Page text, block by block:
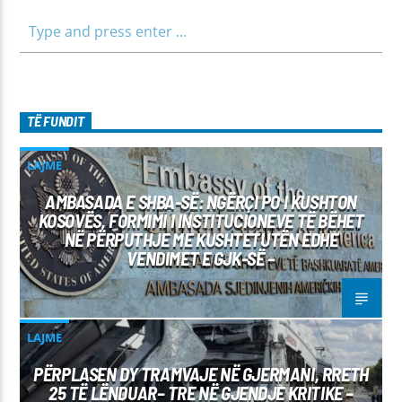
TË FUNDIT
LAJME
AMBASADA E SHBA-SË: NGËRÇI PO I KUSHTON
KOSOVËS, FORMIMI I INSTITUCIONEVE TË BËHET
NË PËRPUTHJE ME KUSHTETUTËN EDHE
VENDIMET E GJK-SË –
LAJME
PËRPLASEN DY TRAMVAJE NË GJERMANI, RRETH
25 TË LËNDUAR– TRE NË GJENDJE KRITIKE –